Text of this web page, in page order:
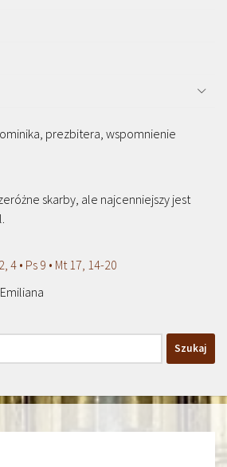
prezbitera, wspomnienie
skarby, ale najcenniejszy jest
4 • Ps 9 • Mt 17, 14-20